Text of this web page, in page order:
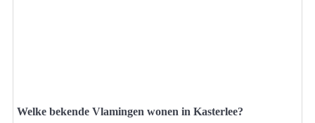
Welke bekende Vlamingen wonen in Kasterlee?